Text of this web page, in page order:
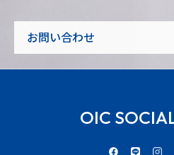
お問い合わせ
OIC